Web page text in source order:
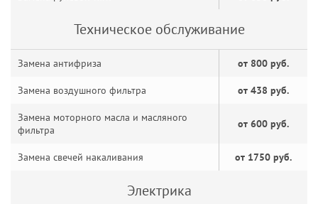
Техническое обслуживание
Замена антифриза от 800 руб.
Замена воздушного фильтра от 438 руб.
Замена моторного масла и масляного
фильтра
от 600 руб.
Замена свечей накаливания от 1750 руб.
Электрика